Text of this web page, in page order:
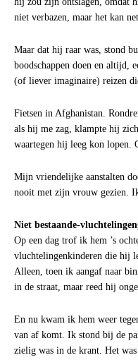
niet verbazen, maar het kan
Maar dat hij raar was, stond
boodschappen doen en altijd,
(of liever imaginaire) reizen
Fietsen in Afghanistan.
als hij me zag, klampte hij
waartegen hij leeg kon lopen.
Mijn vriendelijke aanstalten
nooit met zijn vrouw gezien.
Niet bestaande-
Op een dag trof ik hem ’s
vluchtelingenkinderen die hij
Alleen, toen ik aangaf naar
in de straat, maar reed hij
En nu kwam ik hem weer
van af komt. Ik stond bij de
zielig was in de krant. Het